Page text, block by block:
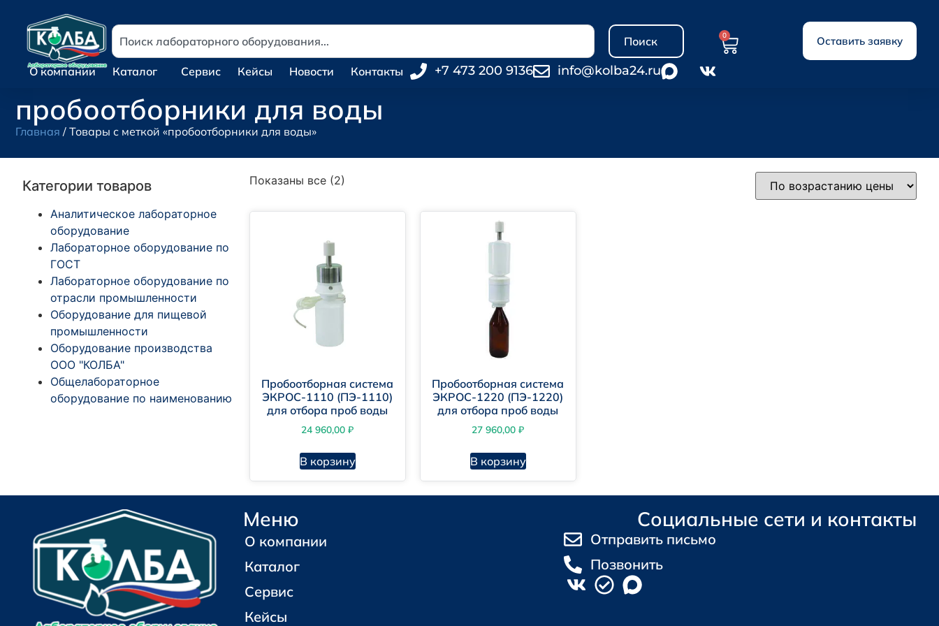
Поиск 0 Оставить заявку
О компании Каталог Сервис Кейсы Новости Контакты +7 473 200 9136 info@kolba24.ru
пробоотборники для воды
Главная / Товары с меткой «пробоотборники для воды»
Категории товаров
Аналитическое лабораторное
оборудование
Лабораторное оборудование по
ГОСТ
Лабораторное оборудование по
отрасли промышленности
Оборудование для пищевой
промышленности
Оборудование производства
ООО "КОЛБА"
Общелабораторное
оборудование по наименованию
Показаны все (2)
Пробоотборная система
ЭКРОС-1110 (ПЭ-1110)
для отбора проб воды
24 960,00₽
В корзину
Пробоотборная система
ЭКРОС-1220 (ПЭ-1220)
для отбора проб воды
27 960,00₽
В корзину
Меню
О компании
Каталог
Сервис
Кейсы
Социальные сети и контакты
Отправить письмо
Позвонить